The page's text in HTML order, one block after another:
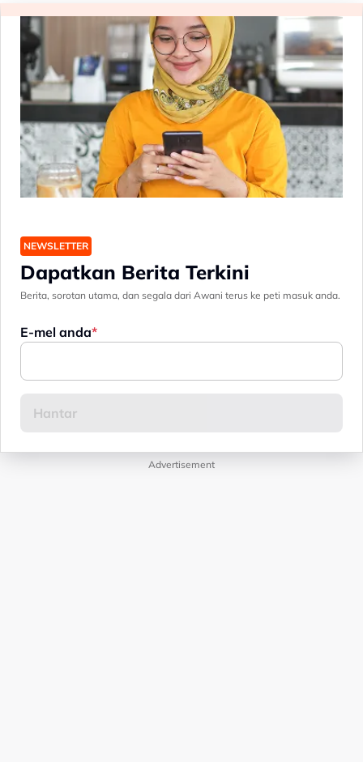
NEWSLETTER
Dapatkan Berita Terkini
Berita, sorotan utama, dan segala dari Awani terus ke peti masuk anda.
E-mel anda
Advertisement